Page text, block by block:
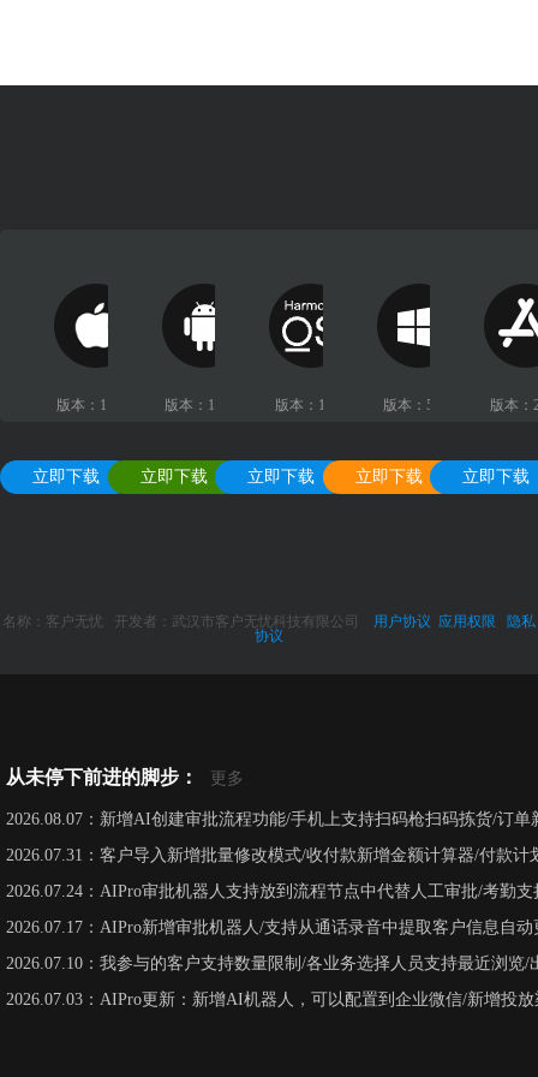
版本：11.2.1
立即下载
版本：10.5.1
立即下载
版本：1.2.0
立即下载
版本：5.0.8
立即下载
版本：
立即下载
名称：客户无忧 开发者：武汉市客户无忧科技有限公司 用户协议 应用权限
隐私
协议
从未停下前进的脚步： 更多
2026.08.07：新增AI创建审批流程功能/手机上支持扫码枪扫码拣货/订单
2026.07.31：客户导入新增批量修改模式/收付款新增金额计算器/付款计
2026.07.24：AIPro审批机器人支持放到流程节点中代替人工审批/考勤
2026.07.17：AIPro新增审批机器人/支持从通话录音中提取客户信息自
2026.07.10：我参与的客户支持数量限制/各业务选择人员支持最近浏览/
2026.07.03：AIPro更新：新增AI机器人，可以配置到企业微信/新增投